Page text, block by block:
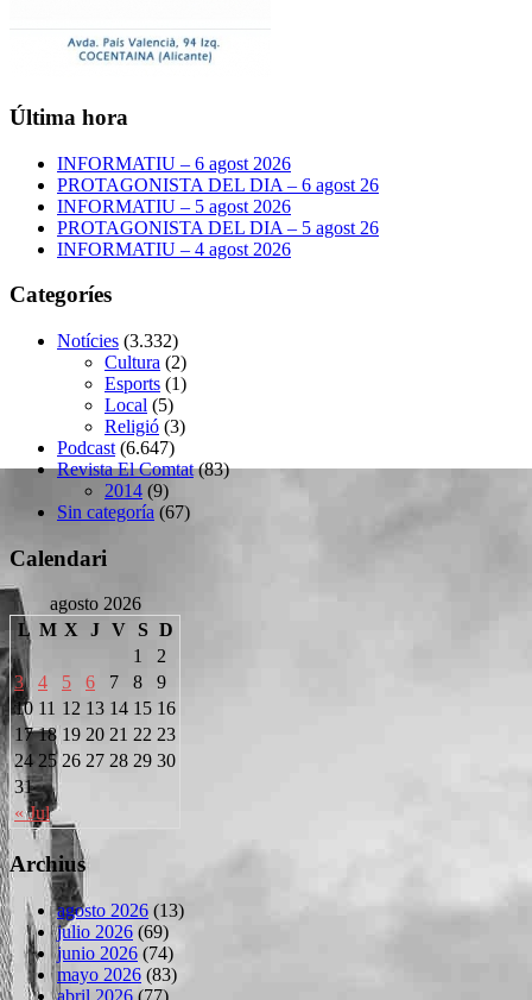
Última hora
INFORMATIU – 6 agost 2026
PROTAGONISTA DEL DIA – 6 agost 26
INFORMATIU – 5 agost 2026
PROTAGONISTA DEL DIA – 5 agost 26
INFORMATIU – 4 agost 2026
Categoríes
Notícies (3.332)
Cultura (2)
Esports (1)
Local (5)
Religió (3)
Podcast (6.647)
Revista El Comtat(83)
2014 (9)
Sin categoría (67)
Calendari
agosto 2026
L M X J V S D
« Jul
1
2
3
4 5 6 7 8
9
10 11 12 13 14 15 16
17 18 19 20 21 22 23
24 25 26 27 28 29 30
31
Archius
agosto 2026 (13)
julio 2026 (69)
junio 2026 (74)
mayo 2026 (83)
abril 2026 (77)